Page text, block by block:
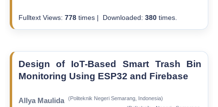
Fulltext Views: 778times | Downloaded: 380times.
Design of IoT-Based Smart Trash Bin
Monitoring Using ESP32 and Firebase
Allya Maulida (Politeknik Negeri Semarang, Indonesia)